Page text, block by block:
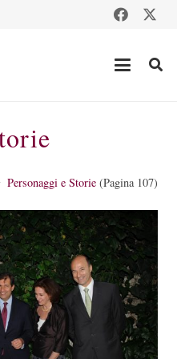
Personaggi e Storie (Pagina 107)